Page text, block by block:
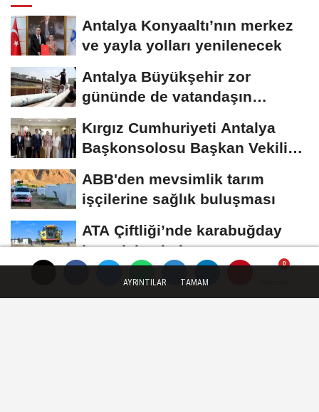
Antalya Konyaaltı’nın merkez
ve yayla yolları yenilenecek
Antalya Büyükşehir zor
gününde de vatandaşın
Kırgız Cumhuriyeti Antalya
Başkonsolosu Başkan Vekili
ABB'den mevsimlik tarım
işçilerine sağlık buluşması
ATA Çiftliği’nde karabuğday
hasadı başladı
AYRINTILAR TAMAM